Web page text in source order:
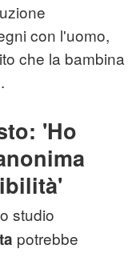
con l'uomo,
che la bambina
'Ho
studio
potrebbe